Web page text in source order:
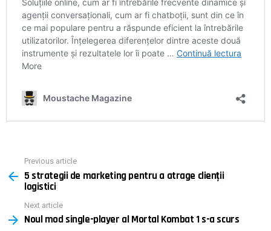
more
Previous article
5 strategii de marketing pentru a atrage clienții
logistici
Next article
Noul mod single-player al Mortal Kombat 1 s-a scurs